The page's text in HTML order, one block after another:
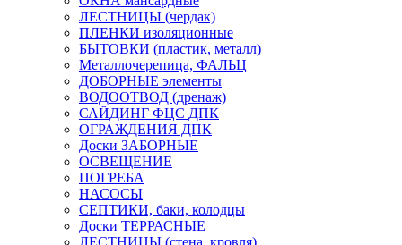
ЛЕСТНИЦЫ (чердак)
ПЛЕНКИ изоляционные
БЫТОВКИ (пластик, металл)
Металлочерепица, ФАЛЬЦ
ДОБОРНЫЕ элементы
ВОДООТВОД (дренаж)
САЙДИНГ ФЦС ДПК
ОГРАЖДЕНИЯ ДПК
Доски ЗАБОРНЫЕ
ОСВЕЩЕНИЕ
ПОГРЕБА
НАСОСЫ
СЕПТИКИ, баки, колодцы
Доски ТЕРРАСНЫЕ
ЛЕСТНИЦЫ (стена, кровля)